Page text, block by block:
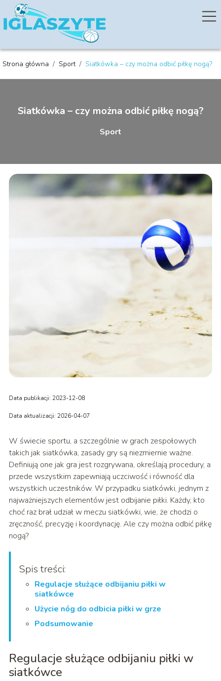
Strona główna / Sport / Siatkówka – czy można odbić piłkę nogą?
Siatkówka – czy można odbić piłkę nogą?
Sport
Data publikacji: 2023-12-08
Data aktualizacji: 2026-04-07
W świecie sportu, a szczególnie w grach zespołowych
takich jak siatkówka, zasady gry są niezmiernie ważne.
Definiują one jak gra jest rozgrywana, określają procedury, a
przede wszystkim zapewniają uczciwość i równość dla
wszystkich uczestników. W przypadku siatkówki, jednym z
najważniejszych elementów jest odbijanie piłki. Każdy, kto
choć raz brał udział w meczu siatkówki, wie, że chodzi o
zręczność, precyzję i koordynację. Ale czy można odbić piłkę
nogą?
Spis treści:
Regulacje służące odbijaniu piłki w
siatkówce
Użycie nóg do odbicia piłki w grze
Podsumowanie
Regulacje służące odbijaniu piłki w
siatkówce